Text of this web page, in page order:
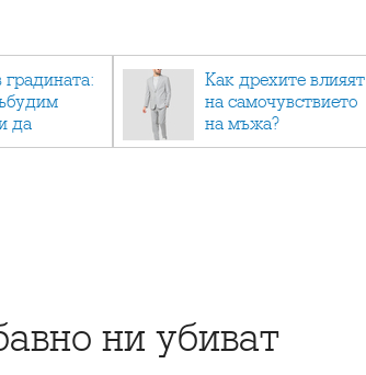
градината:
да
зелен
Как дрехите влияят
на самочувствието
на мъжа?
ни убиват